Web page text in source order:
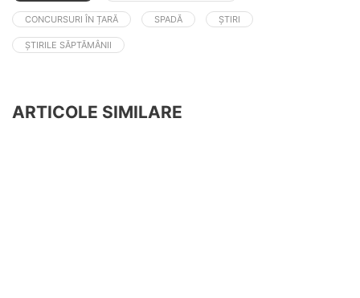
CONCURSURI ÎN ȚARĂ SPADĂ ȘTIRI
ȘTIRILE SĂPTĂMÂNII
ARTICOLE SIMILARE